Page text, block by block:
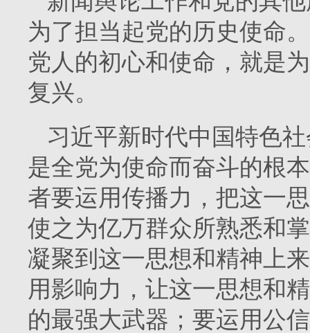
为了担当起党的历史使命
党人的初心和使命，就是
复兴。
习近平新时代中国特色
是全党为使命而奋斗的根
者要运用传播力，把这一
使之为亿万群众所熟悉和
凝聚到这一思想和精神上
用影响力，让这一思想和
的最强大武器；要运用公